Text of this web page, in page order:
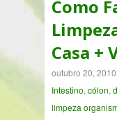
Como
Casa +
outubro 20, 2010
Intestino, cólon,
limpeza